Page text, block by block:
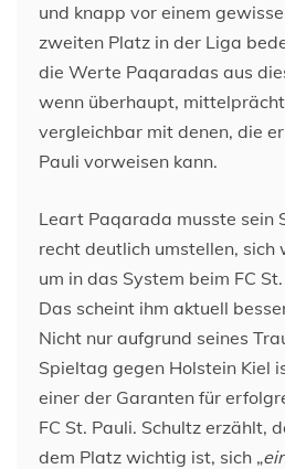
und knapp vor einem
zweiten Platz in der Liga
die Werte Paqaradas aus
wenn überhaupt,
vergleichbar mit denen, die
Pauli vorweisen kann.
Leart Paqarada musste sein
recht deutlich umstellen, sich
um in das System beim FC
Das scheint ihm aktuell
Nicht nur aufgrund seines
Spieltag gegen Holstein Kiel
einer der Garanten für
FC St. Pauli. Schultz erzählt,
dem Platz wichtig ist, sich „